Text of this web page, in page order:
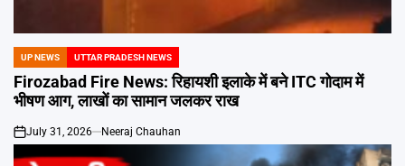
POSTED
IN
UP NEWS UTTAR PRADESH NEWS
Firozabad Fire News: रिहायशी इलाके में बने ITC गोदाम में
भीषण आग, लाखों का सामान जलकर राख
on
July 31, 2026 Neeraj Chauhan